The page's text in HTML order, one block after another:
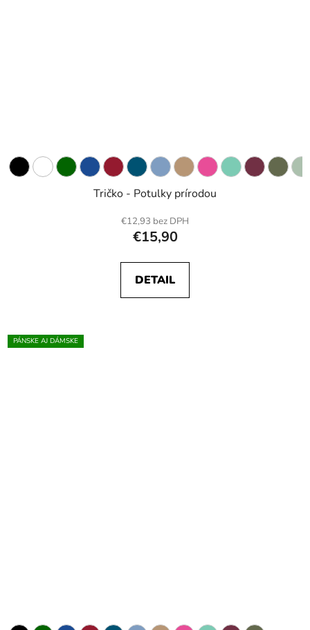
Tričko - Potulky prírodou
€12,93 bez DPH
€15,90
DETAIL
PÁNSKE AJ DÁMSKE